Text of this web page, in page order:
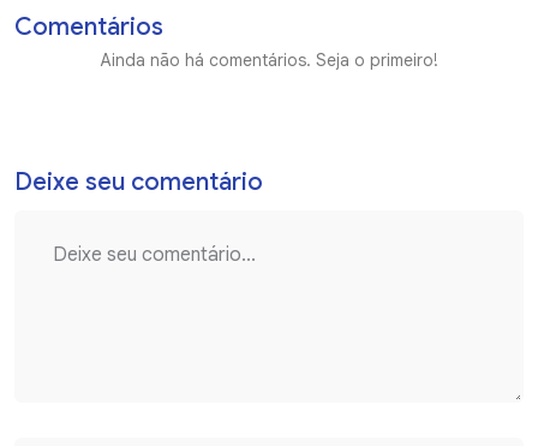
Comentários
Ainda não há comentários. Seja o primeiro!
Deixe seu comentário